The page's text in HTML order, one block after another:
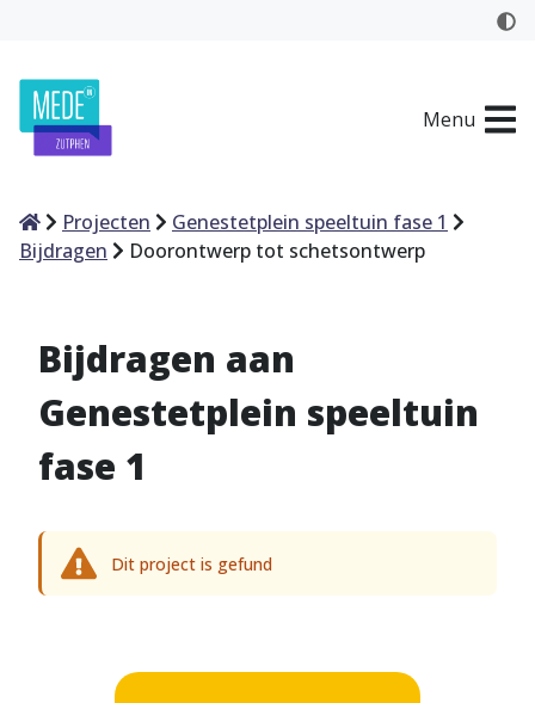
Menu
HomeProjecten
Genestetplein speeltuin fase 1
Bijdragen
Doorontwerp tot schetsontwerp
Bijdragen aan
Genestetplein speeltuin
fase 1
Dit project is gefund